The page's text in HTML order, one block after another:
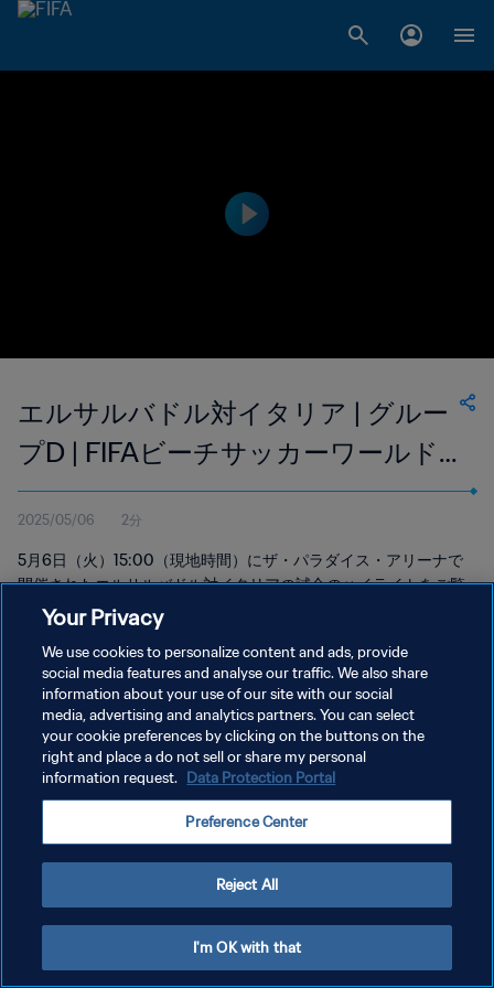
エルサルバドル対イタリア | グルー
プD | FIFAビーチサッカーワールド
カップ セーシェル 2025 | ハイライ
ト
2025/05/06 2分
5月6日（火）15:00（現地時間）にザ・パラダイス・アリーナで
開催されたエルサルバドル対イタリアの試合のハイライトをご覧
ください。
プライバシーポリシー
サービス利用規約
Your Privacy
We use cookies to personalize content and ads, provide
social media features and analyse our traffic. We also share
information about your use of our site with our social
media, advertising and analytics partners. You can select
your cookie preferences by clicking on the buttons on the
right and place a do not sell or share my personal
information request. Data Protection Portal
Preference Center
Reject All
I'm OK with that